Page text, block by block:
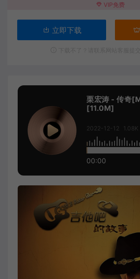
VIP免费
立即下载
栗宏涛 - 传奇
[11.0M]
2022-12-12 1.08K
00:00